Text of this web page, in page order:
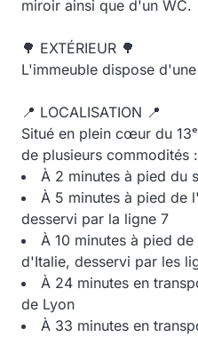
miroir ainsi que d'un WC.
🌳 EXTÉRIEUR 🌳
L'immeuble dispose
📍 LOCALISATION 📍
Situé en plein cœur du
de plusieurs commodités :
À 2 minutes à pied du
À 5 minutes à pied de
desservi par la ligne 7
À 10 minutes à pied
d'Italie, desservi par les
À 24 minutes en
de Lyon
À 33 minutes en